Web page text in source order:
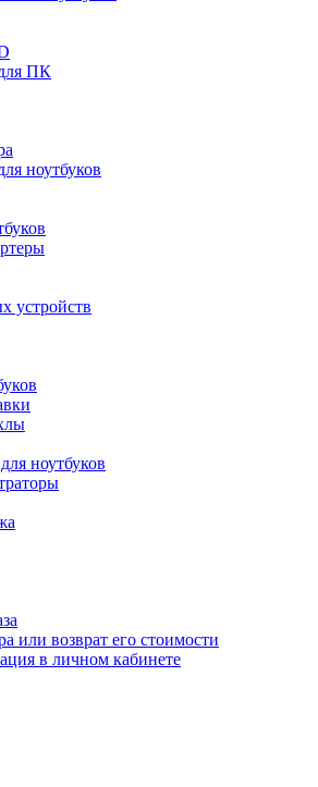
ПК
ноутбуков
устройств
ноутбуков
или возврат его стоимости
в личном кабинете